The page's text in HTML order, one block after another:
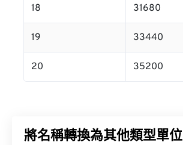
18 31680
19 33440
20 35200
將名稱轉換為其他類型單位